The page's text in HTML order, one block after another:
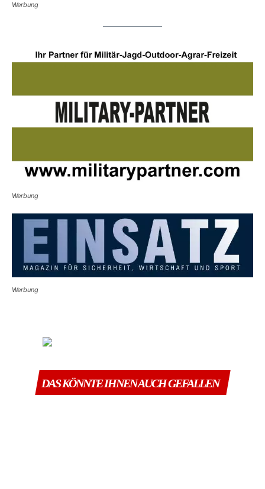
Werbung
Werbung
Werbung
DAS KÖNNTE IHNEN AUCH GEFALLEN